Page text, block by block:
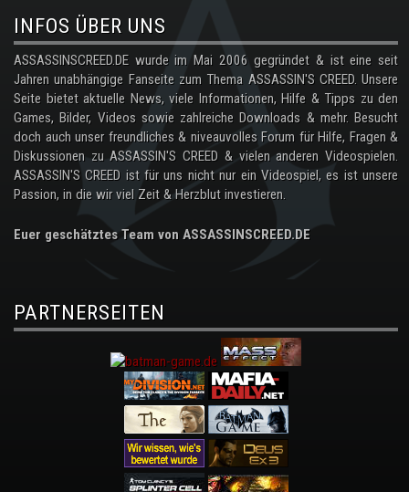
INFOS ÜBER UNS
ASSASSINSCREED.DE wurde im Mai 2006 gegründet & ist eine seit
Jahren unabhängige Fanseite zum Thema ASSASSIN'S CREED. Unsere
Seite bietet aktuelle News, viele Informationen, Hilfe & Tipps zu den
Games, Bilder, Videos sowie zahlreiche Downloads & mehr. Besucht
doch auch unser freundliches & niveauvolles Forum für Hilfe, Fragen &
Diskussionen zu ASSASSIN'S CREED & vielen anderen Videospielen.
ASSASSIN'S CREED ist für uns nicht nur ein Videospiel, es ist unsere
Passion, in die wir viel Zeit & Herzblut investieren.
Euer geschätztes Team von ASSASSINSCREED.DE
PARTNERSEITEN